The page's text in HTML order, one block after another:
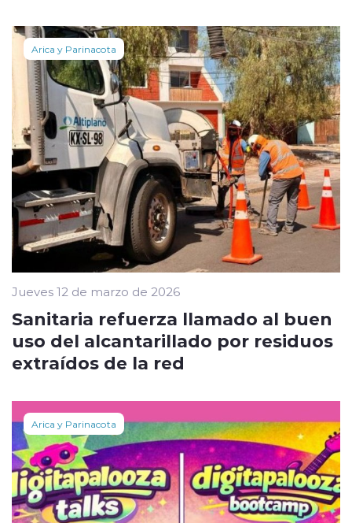
Arica y Parinacota
Jueves 12 de marzo de 2026
Sanitaria refuerza llamado al buen
uso del alcantarillado por residuos
extraídos de la red
Arica y Parinacota